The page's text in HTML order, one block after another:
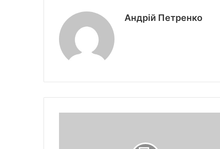
Андрій Петренко